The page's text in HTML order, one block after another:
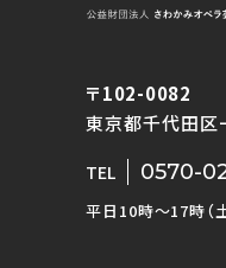
〒102-0082
東京都千代田
TEL 0570-
平日10時〜17時（